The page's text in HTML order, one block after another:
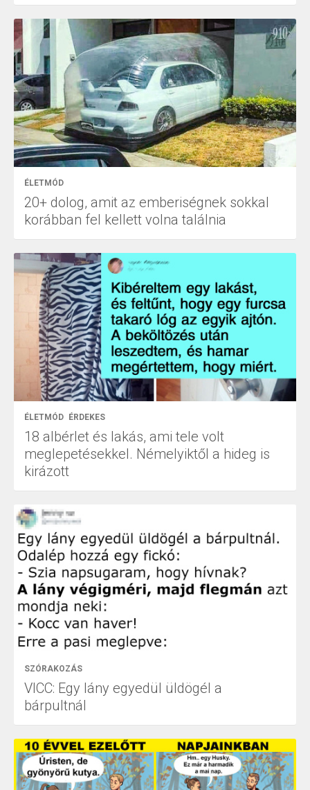
ÉLETMÓD
20+ dolog, amit az emberiségnek sokkal
korábban fel kellett volna találnia
ÉLETMÓD ÉRDEKES
18 albérlet és lakás, ami tele volt
meglepetésekkel. Némelyiktől a hideg is
kirázott
SZÓRAKOZÁS
VICC: Egy lány egyedül üldögél a
bárpultnál